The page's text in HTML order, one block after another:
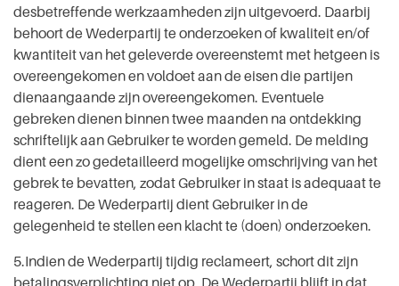
desbetreffende werkzaamheden zijn uitgevoerd. Daarbij
behoort de Wederpartij te onderzoeken of kwaliteit en/of
kwantiteit van het geleverde overeenstemt met hetgeen is
overeengekomen en voldoet aan de eisen die partijen
dienaangaande zijn overeengekomen. Eventuele
gebreken dienen binnen twee maanden na ontdekking
schriftelijk aan Gebruiker te worden gemeld. De melding
dient een zo gedetailleerd mogelijke omschrijving van het
gebrek te bevatten, zodat Gebruiker in staat is adequaat te
reageren. De Wederpartij dient Gebruiker in de
gelegenheid te stellen een klacht te (doen) onderzoeken.
5.Indien de Wederpartij tijdig reclameert, schort dit zijn
betalingsverplichting niet op. De Wederpartij blijft in dat